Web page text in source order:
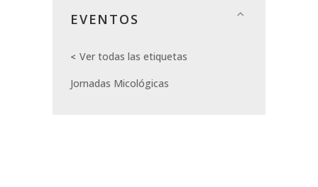
EVENTOS
Ver todas las etiquetas
Jornadas Micológicas